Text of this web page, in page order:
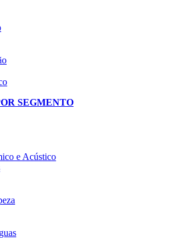
SEGMENTO
e Acústico